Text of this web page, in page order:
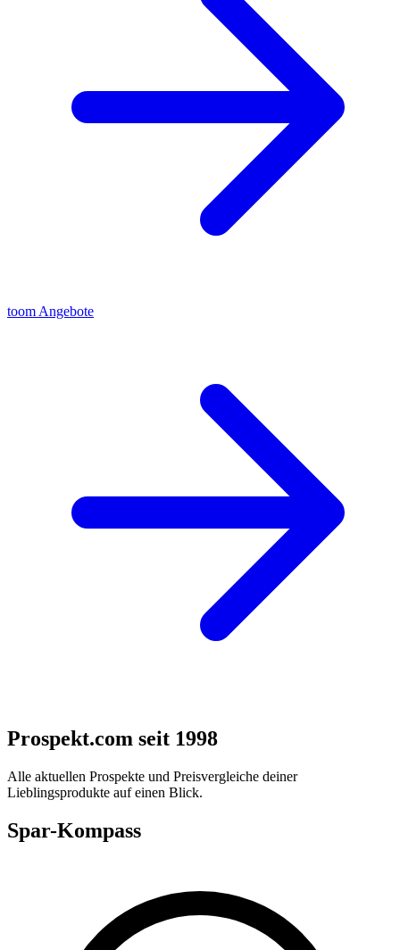
toom Angebote
Prospekt.com seit 1998
Alle aktuellen Prospekte und Preisvergleiche deiner
Lieblingsprodukte auf einen Blick.
Spar-Kompass